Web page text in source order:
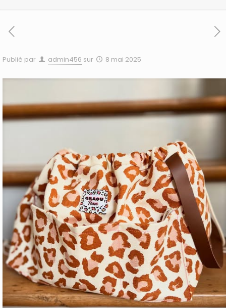
Publié par admin456 sur 8 mai 2025